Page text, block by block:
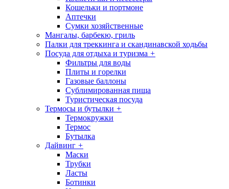
Кошельки и портмоне
Аптечки
Сумки хозяйственные
Мангалы, барбекю, гриль
Палки для треккинга и скандинавской ходьбы
Посуда для отдыха и туризма +
Фильтры для воды
Плиты и горелки
Газовые баллоны
Сублимированная пища
Туристическая посуда
Термосы и бутылки +
Термокружки
Термос
Бутылка
Дайвинг +
Маски
Трубки
Ласты
Ботинки